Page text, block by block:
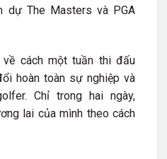
dự The Masters và PGA
cách một tuần thi đấu
hoàn toàn sự nghiệp và
Chỉ trong hai ngày,
lai của mình theo cách